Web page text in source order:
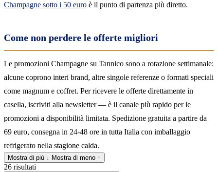
Champagne sotto i 50 euro è il punto di partenza più diretto.
Come non perdere le offerte migliori
Le promozioni Champagne su Tannico sono a rotazione settimanale:
alcune coprono interi brand, altre singole referenze o formati speciali
come magnum e coffret. Per ricevere le offerte direttamente in
casella, iscriviti alla newsletter — è il canale più rapido per le
promozioni a disponibilità limitata. Spedizione gratuita a partire da
69 euro, consegna in 24-48 ore in tutta Italia con imballaggio
refrigerato nella stagione calda.
Mostra di più ↓ Mostra di meno ↑
26 risultati